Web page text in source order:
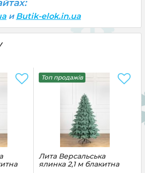
и Butik-elok.in.ua
Топ продажів
Лита Версальська
ялинка 2,1 м блакитна